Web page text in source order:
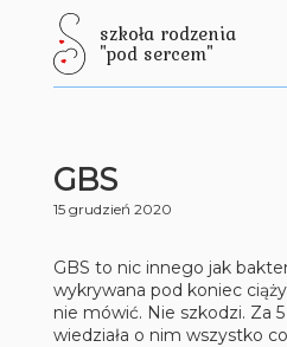
szkoła rodzenia
"pod sercem"
GBS
15 grudzień 2020
GBS to nic innego jak
wykrywana pod koniec
nie mówić. Nie szkodzi. Za
wiedziała o nim wszystko